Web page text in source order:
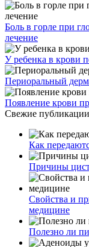
Боль в горле при
лечение
У ребенка в крови
Периоральный
Появление крови
Свежие публикации
Как
Причины
Свойства и
медицине
Полезно ли